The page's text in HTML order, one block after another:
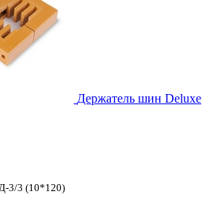
Держатель шин Deluxe
3/3 (10*120)